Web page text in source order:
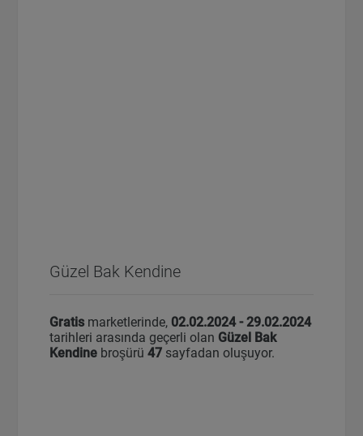
Güzel Bak Kendine
Gratis marketlerinde, 02.02.2024 - 29.02.2024
tarihleri arasında geçerli olan Güzel Bak
Kendine broşürü47 sayfadan oluşuyor.